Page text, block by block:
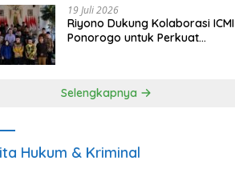
19 Juli 2026
Riyono Dukung Kolaborasi ICMI
Ponorogo untuk Perkuat
Selengkapnya
Hukum & Kriminal